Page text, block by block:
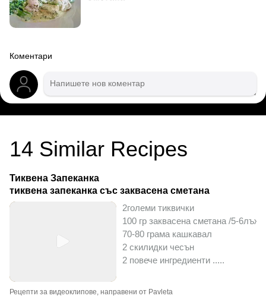
Коментари
14 Similar Recipes
Тиквена Запеканка
тиквена запеканка със заквасена сметана
2големи тиквички
100 гр заквасена сметана /5-
70-80 грама кашкавал
2 скилидки чесън
2 повече ингредиенти .....
Рецепти за видеоклипове, направени от Pavleta